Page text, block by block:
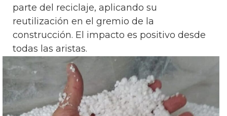
parte del reciclaje, aplicando su
reutilización en el gremio de la
construcción. El impacto es positivo desde
todas las aristas.